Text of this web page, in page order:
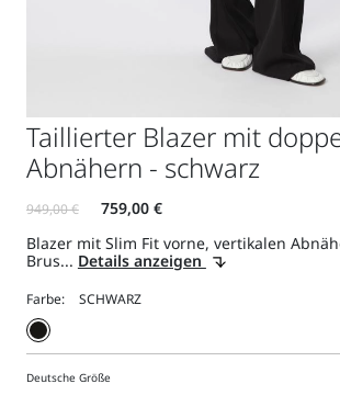
Taillierter Blazer mit
Abnähern - schwarz
Blazer mit Slim Fit vorne, vertikalen
Brus... Details anzeigen
Farbe:
Deutsche Größe